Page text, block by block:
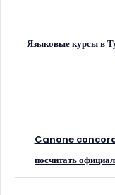
Языковые курсы в
Canone
посчитать